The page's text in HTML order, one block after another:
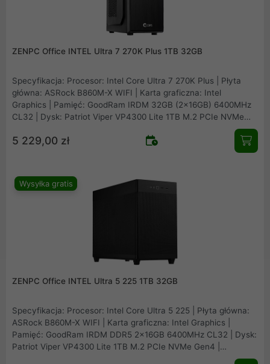
ZENPC Office INTEL Ultra 7 270K Plus 1TB 32GB
Specyfikacja: Procesor: Intel Core Ultra 7 270K Plus | Płyta
główna: ASRock B860M-X WIFI | Karta graficzna: Intel
Graphics | Pamięć: GoodRam IRDM 32GB (2x16GB) 6400MHz
CL32 | Dysk: Patriot Viper VP4300 Lite 1TB M.2 PCIe NVMe
Gen4 | Obudowa: ZENPC O1 Office | Zasilacz: Montech APX650
650W
5 229,00 zł
Wysyłka gratis
ZENPC Office INTEL Ultra 5 225 1TB 32GB
Specyfikacja: Procesor: Intel Core Ultra 5 225 | Płyta główna:
ASRock B860M-X WIFI | Karta graficzna: Intel Graphics |
Pamięć: GoodRam IRDM DDR5 2x16GB 6400MHz CL32 | Dysk:
Patriot Viper VP4300 Lite 1TB M.2 PCIe NVMe Gen4 |
Obudowa: Asus Prime AP201 Mesh | Zasilacz: Seasonic B12